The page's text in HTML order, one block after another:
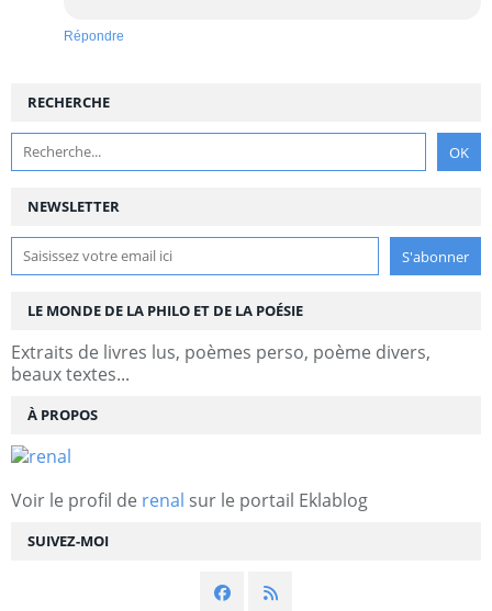
Répondre
NEWSLETTER
SUIVEZ-MOI
RECHERCHE
LE MONDE DE LA PHILO ET DE LA POÉSIE
Extraits de livres lus, poèmes perso, poème divers,
beaux textes...
À PROPOS
Voir le profil de renal sur le portail Eklablog